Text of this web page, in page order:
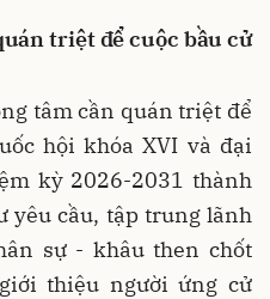
triệt để cuộc bầu cử
tâm cần quán triệt để
hội khóa XVI và đại
kỳ 2026-2031 thành
yêu cầu, tập trung lãnh
sự - khâu then chốt
thiệu người ứng cử